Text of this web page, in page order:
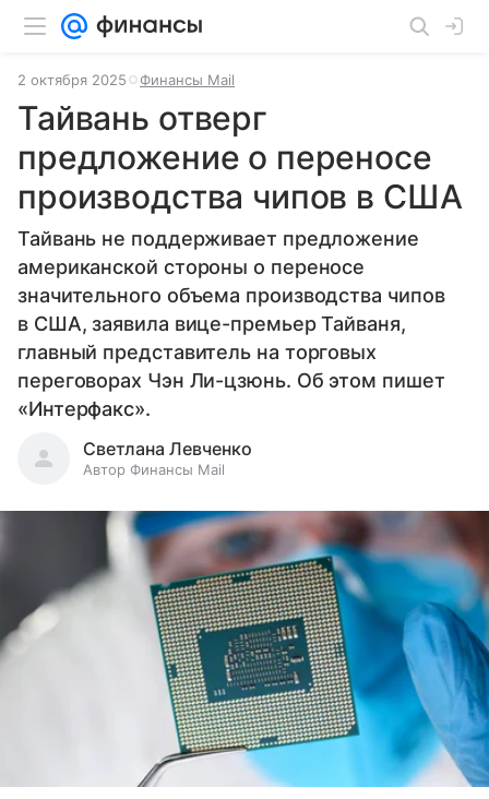
2 октября 2025 Финансы Mail
Тайвань отверг
предложение о переносе
производства чипов в США
Тайвань не поддерживает предложение
американской стороны о переносе
значительного объема производства чипов
в США, заявила вице-премьер Тайваня,
главный представитель на торговых
переговорах Чэн Ли-цзюнь. Об этом пишет
«Интерфакс».
Светлана Левченко
Автор Финансы Mail